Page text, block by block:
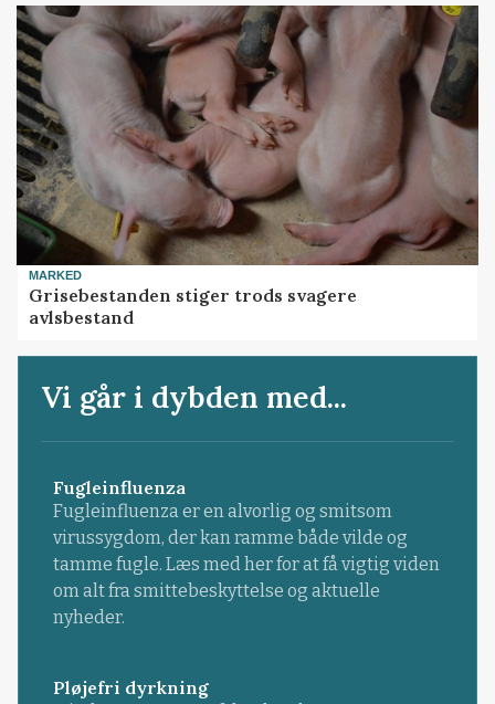
MARKED
Grisebestanden stiger trods svagere
avlsbestand
Vi går i dybden med...
Fugleinfluenza
Fugleinfluenza er en alvorlig og smitsom
virussygdom, der kan ramme både vilde og
tamme fugle. Læs med her for at få vigtig viden
om alt fra smittebeskyttelse og aktuelle
nyheder.
Pløjefri dyrkning